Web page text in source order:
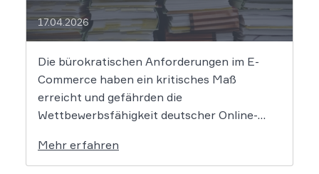
17.04.2026
Die bürokratischen Anforderungen im E-
Commerce haben ein kritisches Maß
erreicht und gefährden die
Wettbewerbsfähigkeit deutscher Online-
Händlerbundes belegt, dass nahezu alle
befragten Unternehmen unter der
Mehr erfahren